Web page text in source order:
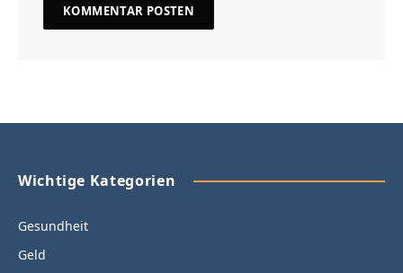
Wichtige Kategorien
Gesundheit
Geld